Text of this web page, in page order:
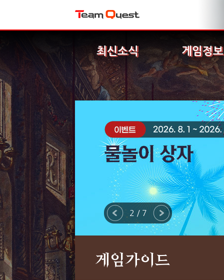
최신소식 게임정보
2 / 7
게임가이드